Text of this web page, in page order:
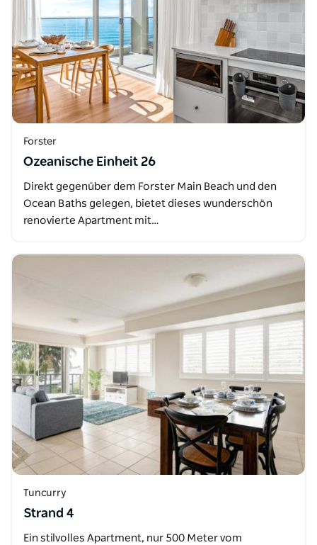
Forster
Ozeanische Einheit 26
Direkt gegenüber dem Forster Main Beach und den
Ocean Baths gelegen, bietet dieses wunderschön
renovierte Apartment mit…
Tuncurry
Strand 4
Ein stilvolles Apartment, nur 500 Meter vom